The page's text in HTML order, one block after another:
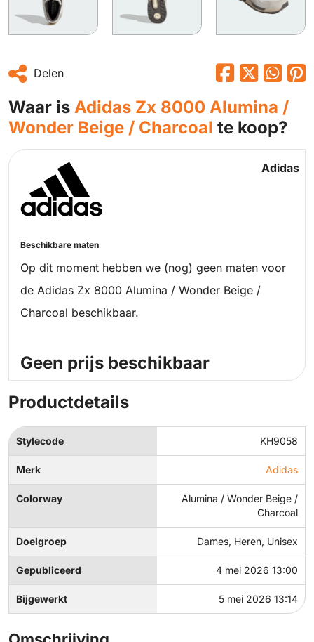
Delen
Waar is Adidas Zx 8000 Alumina /
Wonder Beige / Charcoal te koop?
Adidas
Beschikbare maten
Op dit moment hebben we (nog) geen maten voor
de Adidas Zx 8000 Alumina / Wonder Beige /
Charcoal beschikbaar.
Geen prijs beschikbaar
Productdetails
Stylecode KH9058
Merk Adidas
Colorway
Alumina / Wonder Beige /
Charcoal
Doelgroep Dames, Heren, Unisex
Gepubliceerd 4 mei 2026 13:00
Bijgewerkt 5 mei 2026 13:14